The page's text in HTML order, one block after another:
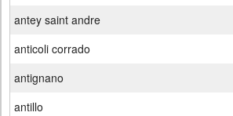
antey saint andre
anticoli corrado
antignano
antillo